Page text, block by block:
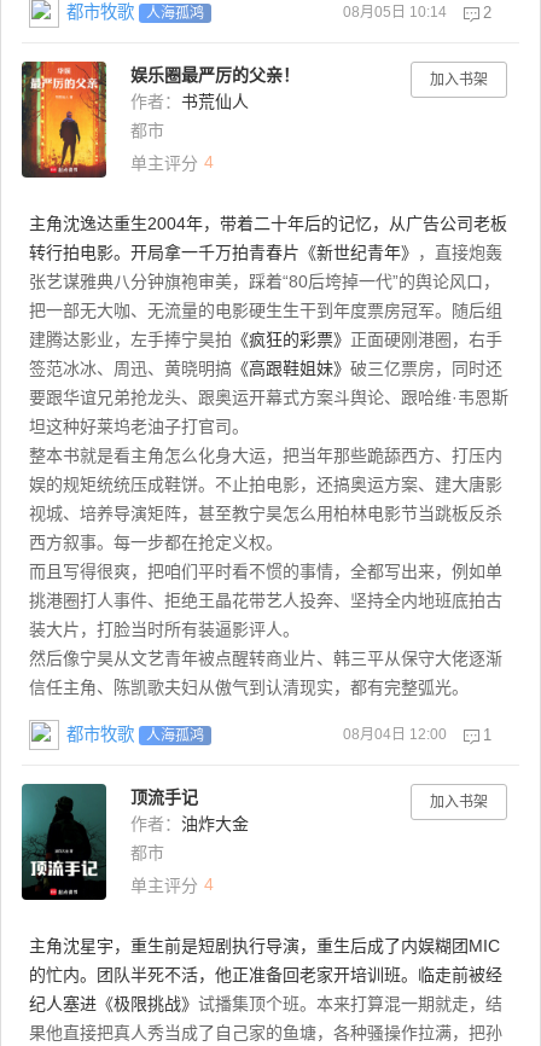
都市牧歌 人海孤鸿 08月05日 10:14 2
加入书架
娱乐圈最严厉的父亲！
作者： 书荒仙人
都市
单主评分 4
主角沈逸达重生2004年，带着二十年后的记忆，从广告公司老板
转行拍电影。开局拿一千万拍青春片 《新世纪青年》 ，直接炮轰
张艺谋雅典八分钟旗袍审美，踩着“80后垮掉一代”的舆论风口，
把一部无大咖、无流量的电影硬生生干到年度票房冠军。随后组
建腾达影业，左手捧宁昊拍 《疯狂的彩票》 正面硬刚港圈，右手
签范冰冰、周迅、黄晓明搞 《高跟鞋姐妹》 破三亿票房，同时还
要跟华谊兄弟抢龙头、跟奥运开幕式方案斗舆论、跟哈维·韦恩斯
坦这种好莱坞老油子打官司。
整本书就是看主角怎么化身大运，把当年那些跪舔西方、打压内
娱的规矩统统压成鞋饼。不止拍电影，还搞奥运方案、建大唐影
视城、培养导演矩阵，甚至教宁昊怎么用柏林电影节当跳板反杀
西方叙事。每一步都在抢定义权。
而且写得很爽，把咱们平时看不惯的事情，全都写出来，例如单
挑港圈打人事件、拒绝王晶花带艺人投奔、坚持全内地班底拍古
装大片，打脸当时所有装逼影评人。
然后像宁昊从文艺青年被点醒转商业片、韩三平从保守大佬逐渐
信任主角、陈凯歌夫妇从傲气到认清现实，都有完整弧光。
都市牧歌 人海孤鸿 08月04日 12:00 1
加入书架
顶流手记
作者： 油炸大金
都市
单主评分 4
主角沈星宇，重生前是短剧执行导演，重生后成了内娱糊团MIC
的忙内。团队半死不活，他正准备回老家开培训班。临走前被经
纪人塞进 《极限挑战》 试播集顶个班。本来打算混一期就走，结
果他直接把真人秀当成了自己家的鱼塘，各种骚操作拉满，把孙